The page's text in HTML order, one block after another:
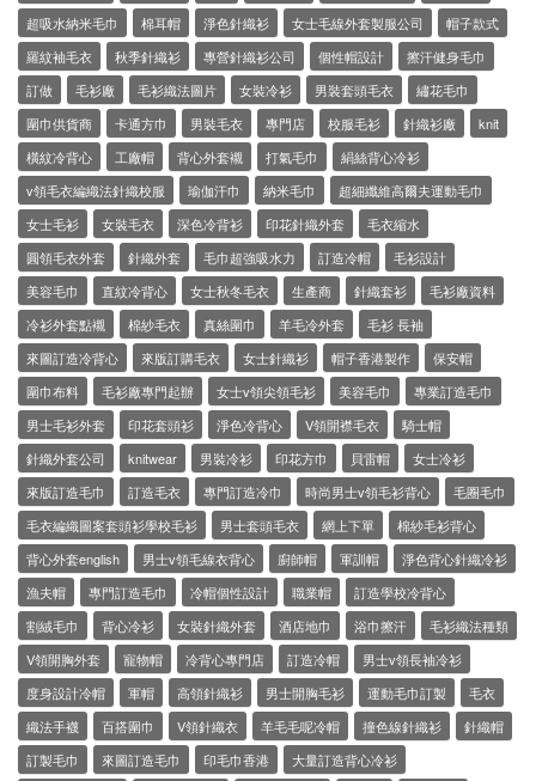
超吸水納米毛巾
棉耳帽 淨色針織衫 女士毛線外套製服公司
帽子款式
羅紋袖毛衣
秋季針織衫 專營針織衫公司 個性帽設計
擦汗健身毛巾
訂做
毛衫廠 毛衫織法圖片 女裝冷衫 男裝套頭毛衣
繡花毛巾
圍巾供貨商
卡通方巾 男裝毛衣 專門店 校服毛衫 針織衫廠
knit
橫紋冷背心
工廠帽 背心外套襯 打氣毛巾
絹絲背心冷衫
v領毛衣編織法針織校服
瑜伽汗巾 納米毛巾
超細纖維高爾夫運動毛巾
女士毛衫
女裝毛衣 深色冷背衫 印花針織外套
毛衣縮水
圓領毛衣外套
針織外套 毛巾超強吸水力 訂造冷帽
毛衫設計
美容毛巾
直紋冷背心 女士秋冬毛衣 生產商 針織套衫
毛衫廠資料
冷衫外套點襯
棉紗毛衣 真絲圍巾 羊毛冷外套
毛衫 長袖
來圖訂造冷背心
來版訂購毛衣 女士針織衫 帽子香港製作
保安帽
圍巾布料
毛衫廠專門起辦 女士v領尖領毛衫 美容毛巾
專業訂造毛巾
男士毛衫外套
印花套頭衫 淨色冷背心 V領開襟毛衣
騎士帽
針織外套公司
knitwear 男裝冷衫 印花方巾 貝雷帽
女士冷衫
來版訂造毛巾
訂造毛衣 專門訂造冷巾 時尚男士v領毛衫背心
毛圈毛巾
毛衣編織圖案套頭衫學校毛衫
男士套頭毛衣 網上下單
棉紗毛衫背心
背心外套english
男士v領毛線衣背心 廚師帽 軍訓帽
淨色背心針織冷衫
漁夫帽
專門訂造毛巾 冷帽個性設計 職業帽
訂造學校冷背心
割絨毛巾
背心冷衫 女裝針織外套 酒店地巾 浴巾擦汗
毛衫織法種類
V領開胸外套
寵物帽 冷背心專門店 訂造冷帽
男士v領長袖冷衫
度身設計冷帽
軍帽 高領針織衫 男士開胸毛衫 運動毛巾訂製
毛衣
織法手襪
百搭圍巾 V領針織衣 羊毛毛呢冷帽 撞色線針織衫
針織帽
訂製毛巾
來圖訂造毛巾 印毛巾香港
大量訂造背心冷衫